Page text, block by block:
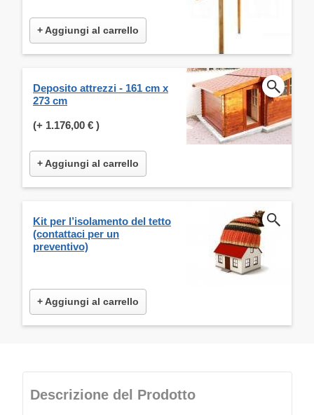
+ Aggiungi al carrello
Deposito attrezzi - 161 cm x
273 cm
(+ 1.176,00 € )
+ Aggiungi al carrello
Kit per l’isolamento del tetto
(contattaci per un
preventivo)
+ Aggiungi al carrello
Descrizione del Prodotto